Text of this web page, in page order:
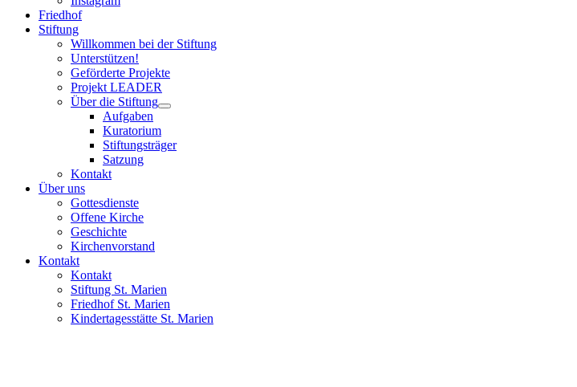
Friedhof
Stiftung
Willkommen bei der Stiftung
Unterstützen!
Geförderte Projekte
Projekt LEADER
Über die Stiftung
Aufgaben
Kuratorium
Stiftungsträger
Satzung
Kontakt
Über uns
Gottesdienste
Offene Kirche
Geschichte
Kirchenvorstand
Kontakt
Kontakt
Stiftung St. Marien
Friedhof St. Marien
Kindertagesstätte St. Marien